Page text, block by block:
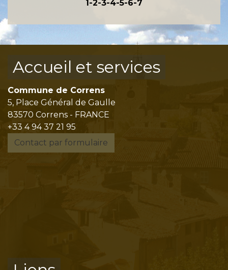
1-2-3-4-5-6-7
Accueil et services
Commune de Correns
5, Place Général de Gaulle
83570 Correns - FRANCE
+33 4 94 37 21 95
Contact par formulaire